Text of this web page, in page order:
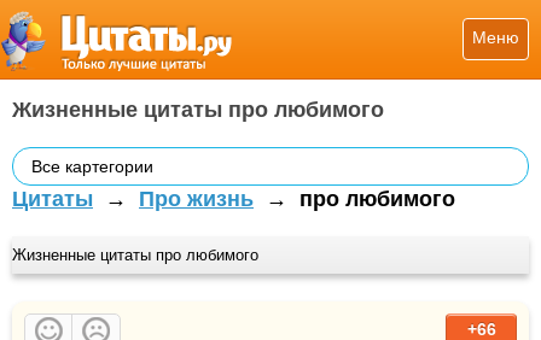
Меню
Жизненные цитаты про любимого
Все картегории
Цитаты → Про жизнь → про любимого
Жизненные цитаты про любимого
+66